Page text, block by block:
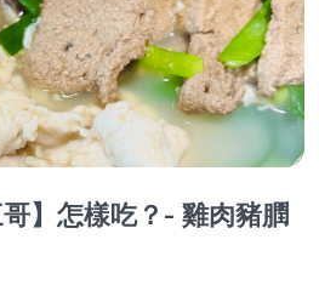
】怎樣吃？- 雞肉豬膶